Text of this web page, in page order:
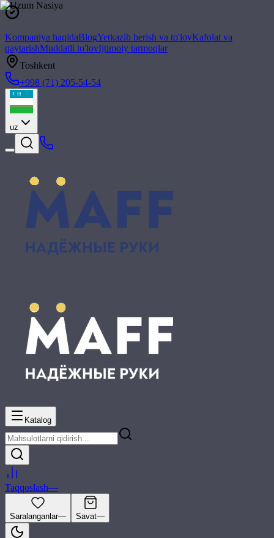
Kompaniya haqidaBlogYetkazib berish va to'lovKafolat va
qaytarishMuddatli to'lovIjtimoiy tarmoqlar
Toshkent
+998 (71) 205-54-54
uz
Katalog
Taqqoslash—
Saralanganlar— Savat—